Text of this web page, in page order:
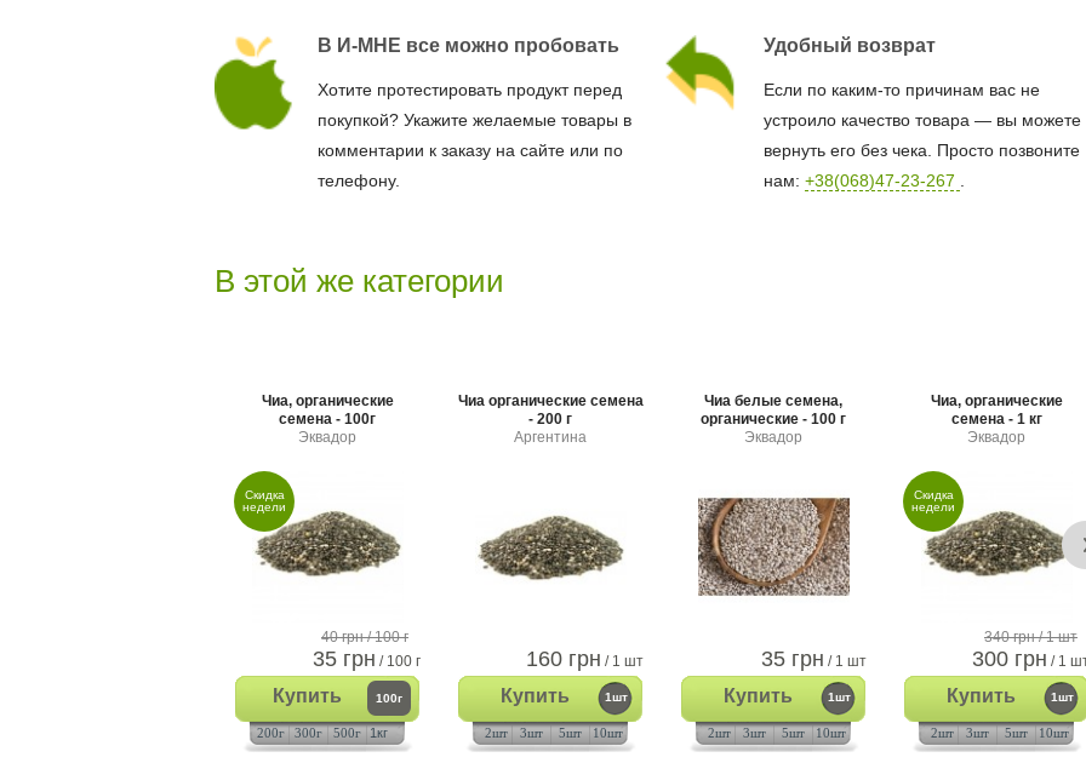
В И-МНЕ все можно пробовать
Хотите протестировать продукт перед
покупкой? Укажите желаемые товары в
комментарии к заказу на сайте или по
телефону.
Удобный возврат
Если по каким-то причинам вас не
устроило качество товара — вы можете
вернуть его без чека. Просто позвоните
нам: +38(068)47-23-267
В этой же категории
Чиа, органические
семена - 100г
Эквадор
Скидка
недели
40 грн/ 100 г
35 грн / 100 г
Купить 100г
200г 300г 500г 1кг
Чиа органические семена
- 200 г
Аргентина
160 грн / 1 шт
Купить 1шт
2шт 3шт 5шт 10шт
Чиа белые семена,
органические - 100 г
Эквадор
35 грн / 1 шт
Купить 1шт
2шт 3шт 5шт 10шт
Чиа, органические
семена - 1 кг
Эквадор
Скидка
недели
340 грн/ 1 шт
300 грн / 1
Купить 1шт
2шт 3шт 5шт 10шт